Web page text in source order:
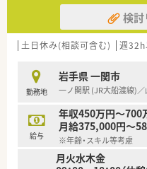
【職場環境と雰囲気】
■ノルマなどはなく、落
で業務に取り組むこと
現場の声を届けやすいで
■店舗によって雰囲気は
間のコミュニケーショ
検討
土日休み(相談可含む) 週32h
勤務地
岩手県 一関市
一ノ関駅 (JR大船渡線)
給与
年収450万円～700
月給375,000円～
※年齢・スキル等考慮
月火水木金